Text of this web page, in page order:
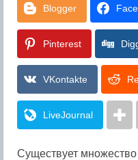
Blogger
Pinterest
VKontakte
LiveJournal
Существует